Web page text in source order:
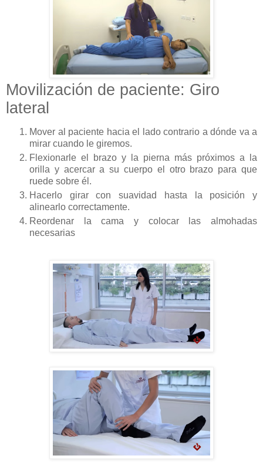
Movilización de paciente: Giro
lateral
Mover al paciente hacia el lado contrario a dónde va a
mirar cuando le giremos.
Flexionarle el brazo y la pierna más próximos a la
orilla y acercar a su cuerpo el otro brazo para que
ruede sobre él.
Hacerlo girar con suavidad hasta la posición y
alinearlo correctamente.
Reordenar la cama y colocar las almohadas
necesarias